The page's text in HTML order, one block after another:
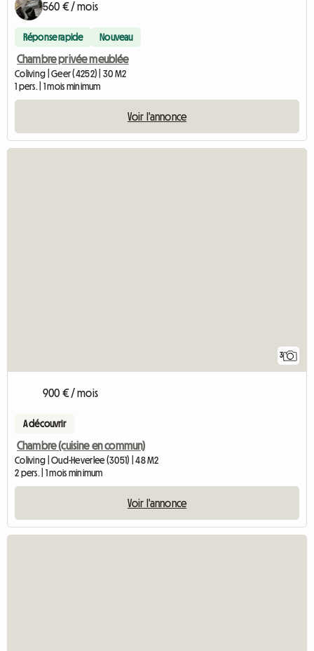
560 € / mois
Réponse rapide Nouveau
Chambre privée meublée
Coliving | Geer (4252) | 30 M2
1 pers. | 1 mois minimum
Voir l'annonce
3
900 € / mois
A découvrir
Chambre (cuisine en commun)
Coliving | Oud-Heverlee (3051) | 48 M2
2 pers. | 1 mois minimum
Voir l'annonce